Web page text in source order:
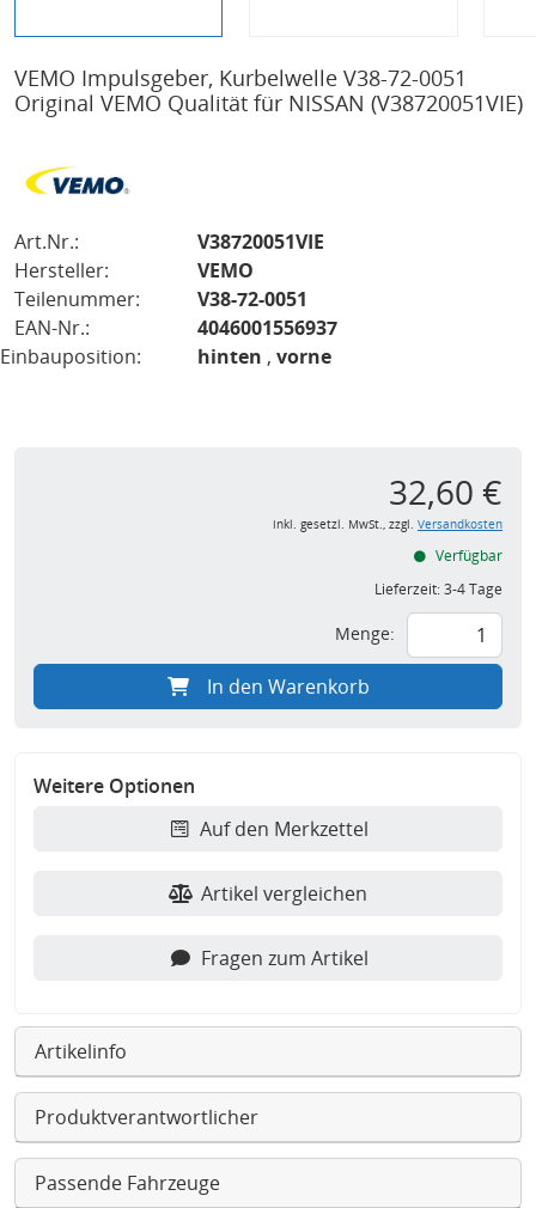
VEMO Impulsgeber, Kurbelwelle V38-72-0051
Original VEMO Qualität für NISSAN (V38720051VIE)
Art.Nr.:
V38720051VIE
Hersteller:
VEMO
Teilenummer:
V38-72-0051
EAN-Nr.:
4046001556937
Einbauposition:
hinten ,vorne
32,60 €
inkl. gesetzl. MwSt., zzgl. Versandkosten
Verfügbar
Lieferzeit:3-4 Tage
Menge:
In den Warenkorb
Weitere Optionen
Auf den Merkzettel
Artikel vergleichen
Fragen zum Artikel
Artikelinfo
Produktverantwortlicher
Passende Fahrzeuge